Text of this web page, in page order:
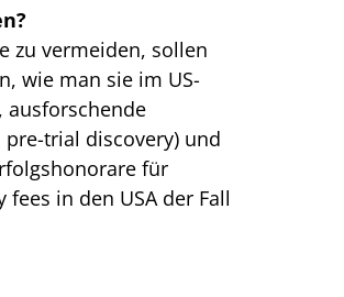
zu vermeiden, sollen
wie man sie im US-
ausforschende
trial discovery) und
für
in den USA der Fall